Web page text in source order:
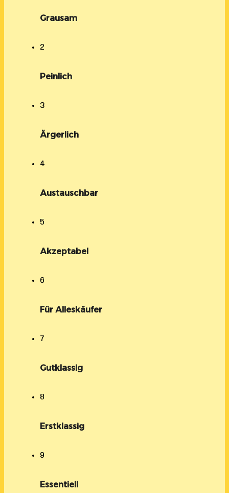
Grausam
2
Peinlich
3
Ärgerlich
4
Austauschbar
5
Akzeptabel
6
Für Alleskäufer
7
Gutklassig
8
Erstklassig
9
Essentiell